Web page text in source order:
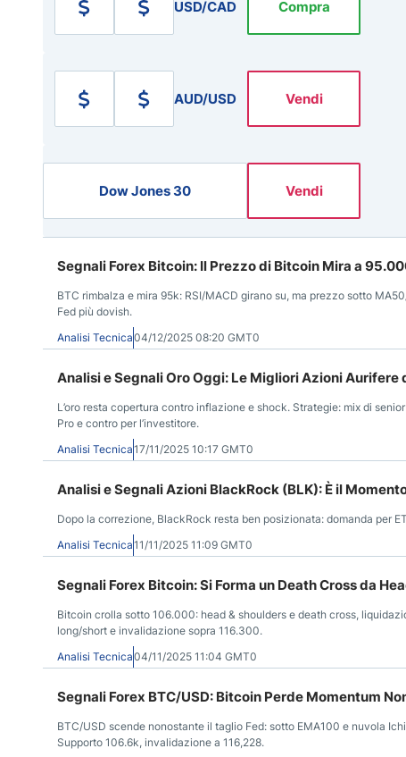
USD/CAD Compra
AUD/USD Vendi
Dow Jones 30 Vendi
Segnali Forex Bitcoin: Il Prezzo di Bitcoin Mira a
BTC rimbalza e mira 95k: RSI/MACD girano su, ma prezzo sotto
Fed più dovish.
Analisi Tecnica04/12/2025 08:20 GMT0
Analisi e Segnali Oro Oggi: Le Migliori Azioni Aurifere
L’oro resta copertura contro inflazione e shock. Strategie: mix di
Pro e contro per l’investitore.
Analisi Tecnica17/11/2025 10:17 GMT0
Analisi e Segnali Azioni BlackRock (BLK): È il
Dopo la correzione, BlackRock resta ben posizionata: domanda per
Analisi Tecnica11/11/2025 11:09 GMT0
Segnali Forex Bitcoin: Si Forma un Death Cross da
Bitcoin crolla sotto 106.000: head & shoulders e death cross,
long/short e invalidazione sopra 116.300.
Analisi Tecnica04/11/2025 11:04 GMT0
Segnali Forex BTC/USD: Bitcoin Perde Momentum
BTC/USD scende nonostante il taglio Fed: sotto EMA100 e nuvola
Supporto 106.6k, invalidazione a 116,228.